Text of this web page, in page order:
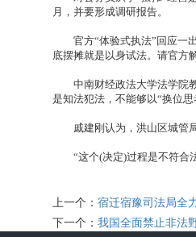
月，并要形成调研报告。
官方“体验式执法”回应一
底摆摊就是以身试法。请官方
中南财经政法大学法学院教
是知法犯法，不能够以“换位
戚建刚认为，洪山区城管局
“这个(决定)过程是不符合
上一个： 宿迁宿豫司法局全
下一个： 我国全面禁止非法